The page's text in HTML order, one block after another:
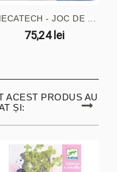
- JOC DE ...
75,24 lei
ACEST PRODUS AU
ȘI: